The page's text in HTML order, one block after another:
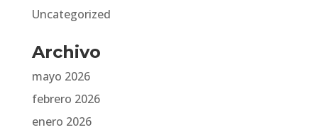
Uncategorized
Archivo
mayo 2026
febrero 2026
enero 2026